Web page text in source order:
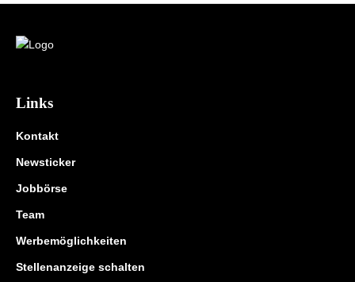
Links
Kontakt
Newsticker
Jobbörse
Team
Werbemöglichkeiten
Stellenanzeige schalten